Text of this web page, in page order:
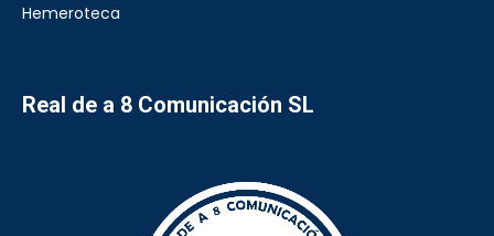
Hemeroteca
Real de a 8 Comunicación SL